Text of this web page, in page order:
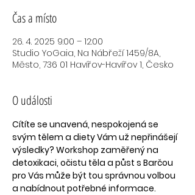
Čas a místo
26. 4. 2025 9:00 – 12:00
Studio YoGaia, Na Nábřeží 1459/8A,
Město, 736 01 Havířov-Havířov 1, Česko
O události
Cítíte se unavená, nespokojená se
svým tělem a diety Vám už nepřinášejí
výsledky? Workshop zaměřený na
detoxikaci, očistu těla a půst s Barčou
pro Vás může být tou správnou volbou
a nabídnout potřebné informace.